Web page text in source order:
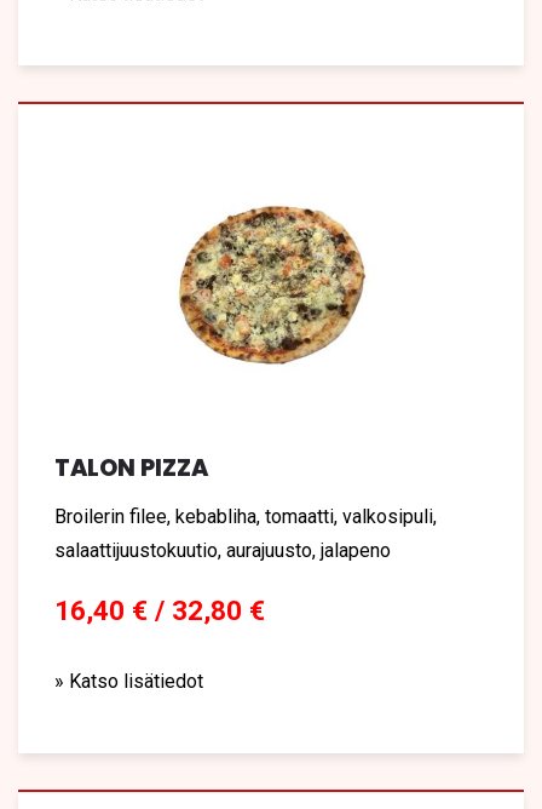
TALON PIZZA
Broilerin filee, kebabliha, tomaatti, valkosipuli,
salaattijuustokuutio, aurajuusto, jalapeno
16,40 € / 32,80 €
» Katso lisätiedot